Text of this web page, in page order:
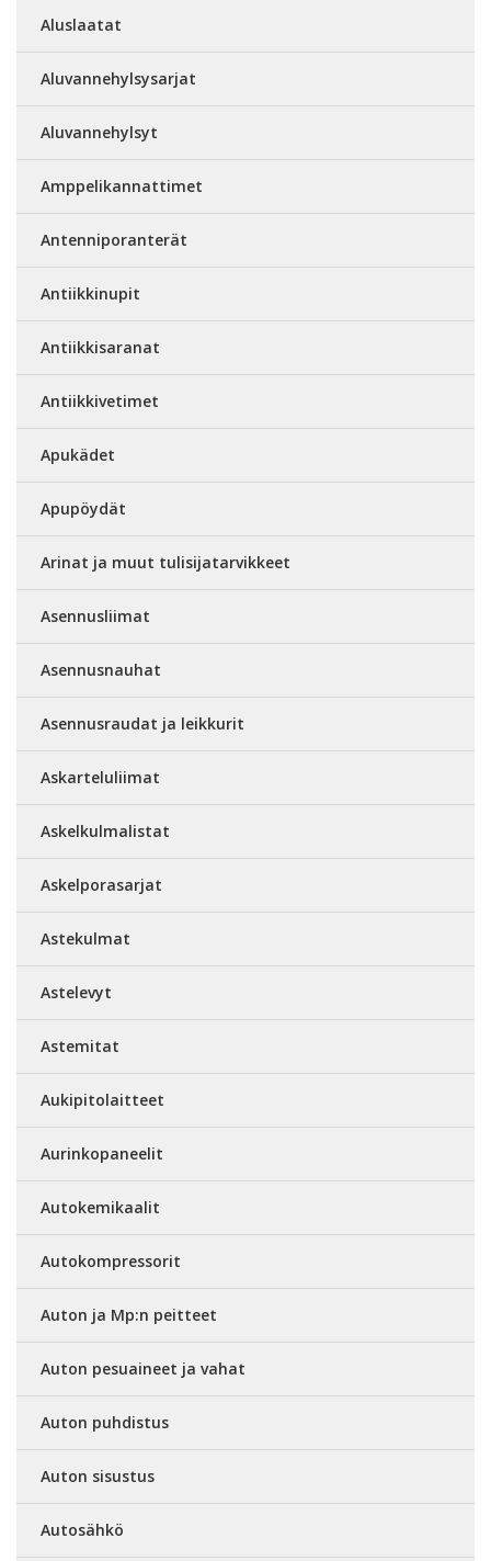
Aluslaatat
Aluvannehylsysarjat
Aluvannehylsyt
Amppelikannattimet
Antenniporanterät
Antiikkinupit
Antiikkisaranat
Antiikkivetimet
Apukädet
Apupöydät
Arinat ja muut tulisijatarvikkeet
Asennusliimat
Asennusnauhat
Asennusraudat ja leikkurit
Askarteluliimat
Askelkulmalistat
Askelporasarjat
Astekulmat
Astelevyt
Astemitat
Aukipitolaitteet
Aurinkopaneelit
Autokemikaalit
Autokompressorit
Auton ja Mp:n peitteet
Auton pesuaineet ja vahat
Auton puhdistus
Auton sisustus
Autosähkö